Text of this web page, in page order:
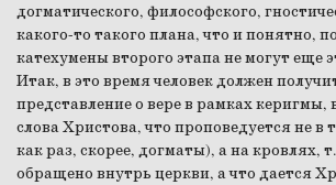
догматического, философского,
какого-то такого плана, что и понятно,
катехумены второго этапа не могут еще
Итак, в это время человек должен
представление о вере в рамках керигмы,
слова Христова, что проповедуется не в
как раз, скорее, догматы), а на кровлях,
обращено внутрь церкви, а что дается